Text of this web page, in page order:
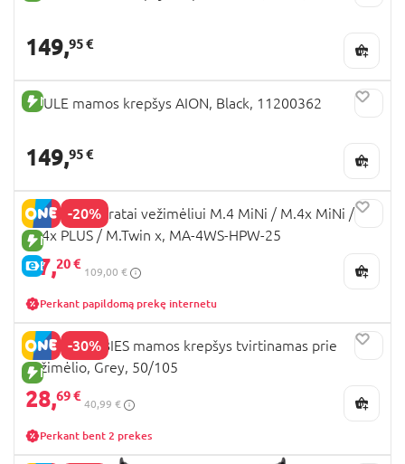
149,95 €
NAUJA PREKĖ
THULE mamos krepšys AION, Black, 11200362
149,95 €
-20%
NAUJA PREKĖ
E-KAINA
MAST SWISS ratai vežimėliui M.4 MiNi / M.4x MiNi /
M.4x PLUS / M.Twin x, MA-4WS-HPW-25
87,20 €
109,00 €
Perkant papildomą prekę internetu
-30%
NAUJA PREKĖ
CANPOL BABIES mamos krepšys tvirtinamas prie
vežimėlio, Grey, 50/105
28,69 €
40,99 €
Perkant bent 2 prekes